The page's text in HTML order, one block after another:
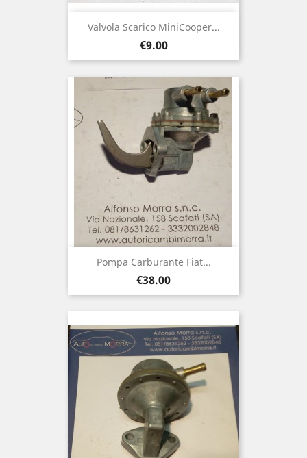
Valvola Scarico MiniCooper...
Price
€9.00
Pompa Carburante Fiat...
Price
€38.00